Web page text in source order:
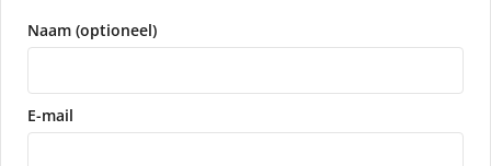
Naam (optioneel)
E-mail